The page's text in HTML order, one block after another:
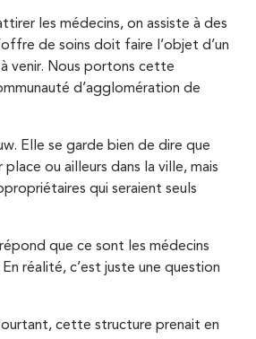
les médecins, on assiste à des
de soins doit faire l’objet d’un
venir. Nous portons cette
d’agglomération de
Elle se garde bien de dire que
ou ailleurs dans la ville, mais
qui seraient seuls
que ce sont les médecins
réalité, c’est juste une question
cette structure prenait en